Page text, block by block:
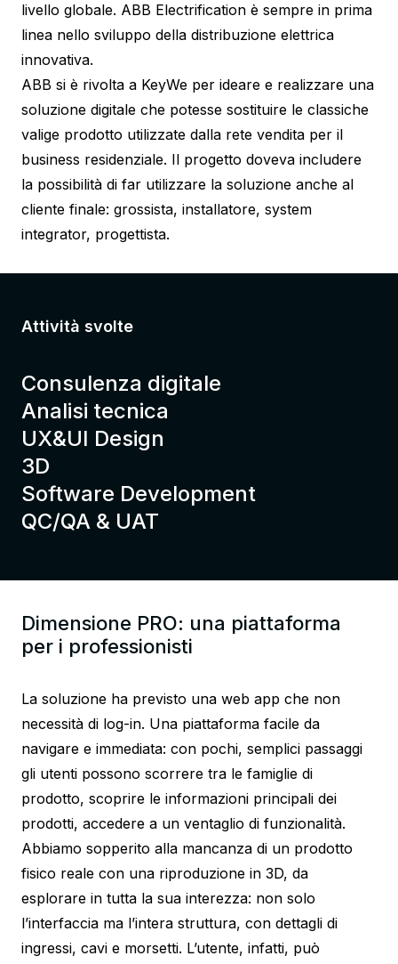
livello globale. ABB Electrification è sempre in prima
linea nello sviluppo della distribuzione elettrica
innovativa.
ABB si è rivolta a KeyWe per ideare e realizzare una
soluzione digitale che potesse sostituire le classiche
valige prodotto utilizzate dalla rete vendita per il
business residenziale. Il progetto doveva includere
la possibilità di far utilizzare la soluzione anche al
cliente finale: grossista, installatore, system
integrator, progettista.
Attività svolte
Consulenza digitale
Analisi tecnica
UX&UI Design
3D
Software Development
QC/QA & UAT
Dimensione PRO: una piattaforma
per i professionisti
La soluzione ha previsto una web app che non
necessità di log-in. Una piattaforma facile da
navigare e immediata: con pochi, semplici passaggi
gli utenti possono scorrere tra le famiglie di
prodotto, scoprire le informazioni principali dei
prodotti, accedere a un ventaglio di funzionalità.
Abbiamo sopperito alla mancanza di un prodotto
fisico reale con una riproduzione in 3D, da
esplorare in tutta la sua interezza: non solo
l’interfaccia ma l’intera struttura, con dettagli di
ingressi, cavi e morsetti. L’utente, infatti, può